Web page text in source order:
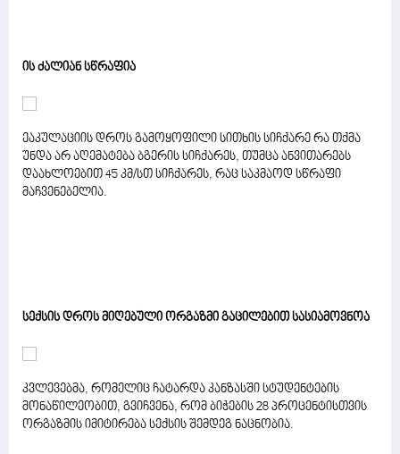
ის ძალიან სწრაფია
ეაკულაციის დროს გამოყოფილი სითხის სიჩქარე რა თქმა
უნდა არ აღემატება ბგერის სიჩქარეს, თუმცა ანვითარებს
დაახლოებით 45 კმ/სთ სიჩქარეს, რაც საკმაოდ სწრაფი
მაჩვენებელია.
სექსის დროს მიღებული ორგაზმი გაცილებით სასიამოვნოა
კვლევებმა, რომელიც ჩატარდა კანზასში სტუდენტების
მონაწილეობით, გვიჩვენა, რომ ბიჭების 28 პროცენტისთვის
ორგაზმის იმიტირება სექსის შემდეგ ნაცნობია.